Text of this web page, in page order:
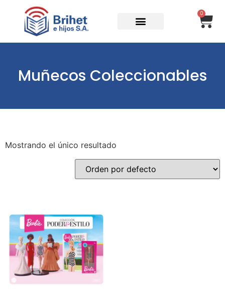
0
Muñecos Coleccionables
Mostrando el único resultado